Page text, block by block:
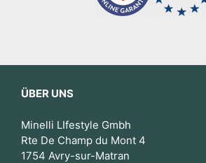
ÜBER UNS
Minelli LIfestyle Gmbh
Rte De Champ du Mont 4
1754 Avry-sur-Matran